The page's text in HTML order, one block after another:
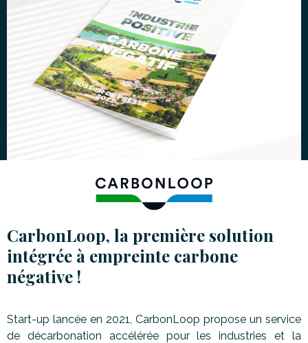
CarbonLoop, la première solution
intégrée à empreinte carbone
négative !
Start-up lancée en 2021, CarbonLoop propose un service
de décarbonation accélérée pour les industries et la